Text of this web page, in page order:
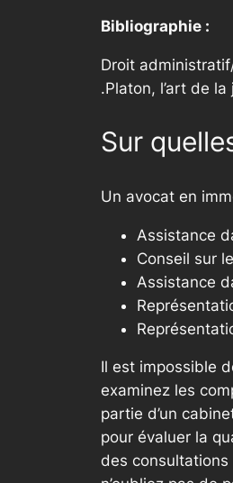
Bibliographie :
Droit
.Platon, l’art de la
Sur
Un avocat en
Assistance
Conseil sur
Assistance
Il est impossible
examinez les
partie d’un
pour évaluer la
des consultations